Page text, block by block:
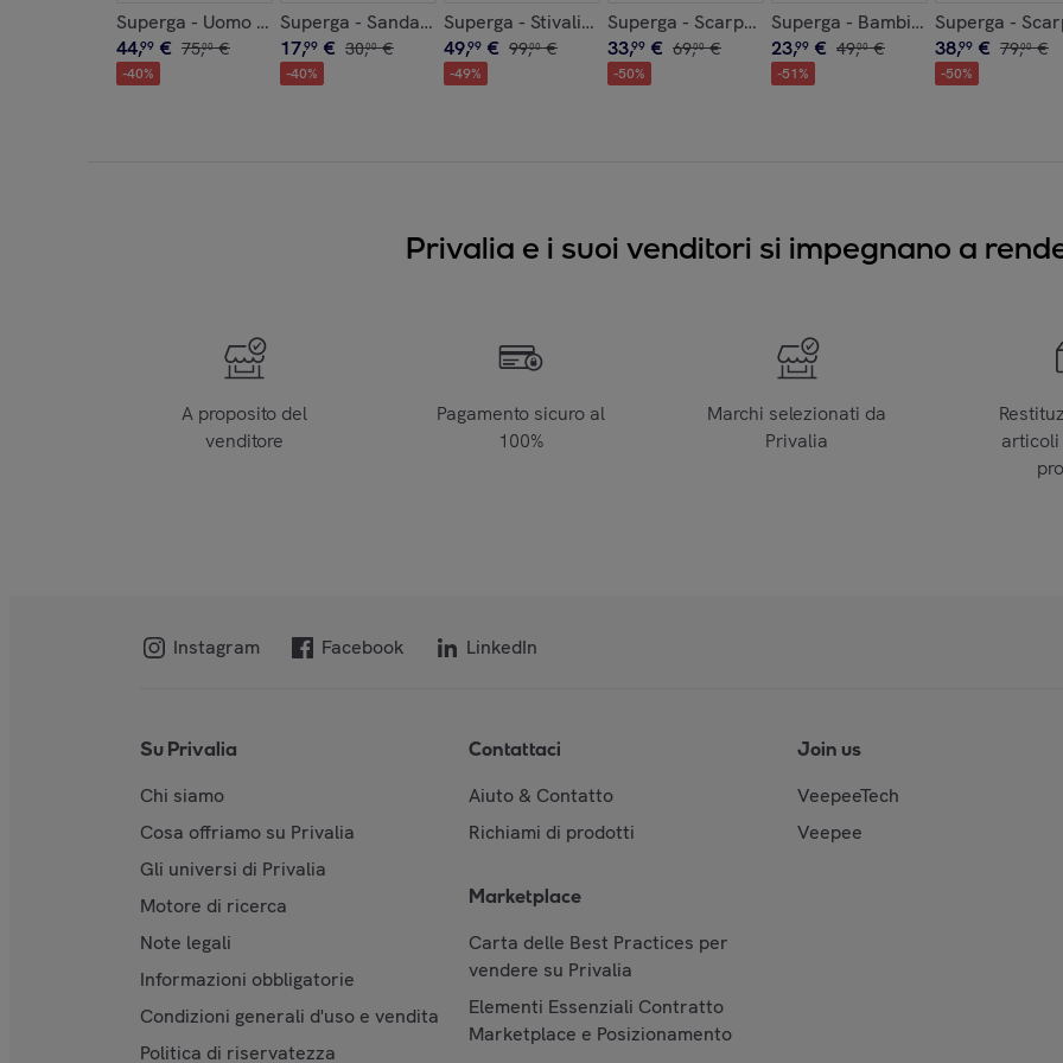
Superga - Uomo Donna Blu - 2750-COTU CLASSIC
44,99 € 75,00 €
-40%
Superga - Sandali Bambino/a Bianco - 1200-COTJ
17,99 € 30,00 €
-40%
Superga - Stivali in gomma Uomo Donna Nero - 2038-RBRU RUBBER
49,99 € 99,00 €
-49%
Superga - Scarpe da donna Donna Nero -
33,99 € 69,00 €
-50%
Superga - Bambino/a Rosso -
23,99 € 49,00 €
-51%
Superga -
38,99 € 79,00 €
-50%
Privalia e i suoi venditori si impegnano a
A proposito del
venditore
Pagamento sicuro al
100%
Marchi selezionati da
Privalia
articoli
Instagram Facebook LinkedIn
Su Privalia
Chi siamo
Cosa offriamo su Privalia
Gli universi di Privalia
Motore di ricerca
Note legali
Informazioni obbligatorie
Condizioni generali d'uso e vendita
Politica di riservatezza
Contattaci
Aiuto & Contatto
Richiami di prodotti
Marketplace
Carta delle Best Practices per
vendere su Privalia
Elementi Essenziali Contratto
Marketplace e Posizionamento
Join us
VeepeeTech
Veepee